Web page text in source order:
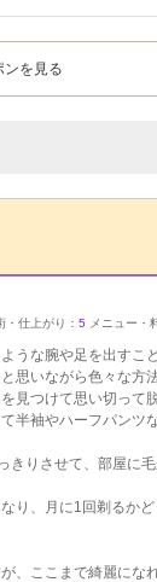
ンを見る
Up
・仕上がり： 5 メニュー・
うな腕や足を出すこ
思いながら色々な方
見つけて思い切って
半袖やハーフパンツ
きりさせて、部屋に
り、月に1回剃るか
、ここまで綺麗にな